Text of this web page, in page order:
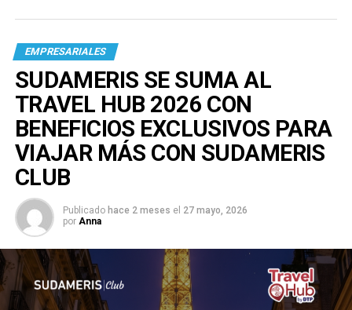
EMPRESARIALES
SUDAMERIS SE SUMA AL
TRAVEL HUB 2026 CON
BENEFICIOS EXCLUSIVOS PARA
VIAJAR MÁS CON SUDAMERIS
CLUB
Publicado hace 2 meses el 27 mayo, 2026
por Anna